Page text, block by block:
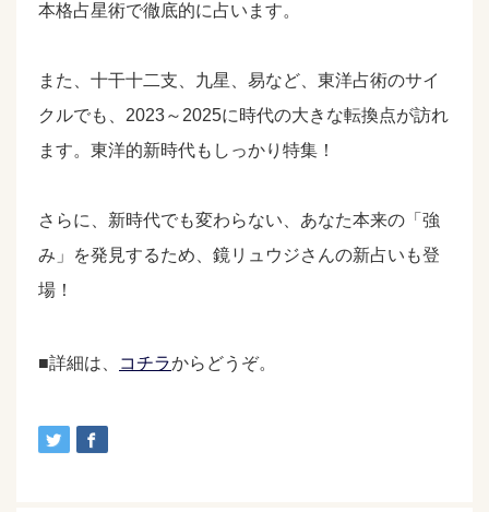
本格占星術で徹底的に占います。
また、十干十二支、九星、易など、東洋占術のサイ
クルでも、2023～2025に時代の大きな転換点が訪れ
ます。東洋的新時代もしっかり特集！
さらに、新時代でも変わらない、あなた本来の「強
み」を発見するため、鏡リュウジさんの新占いも登
場！
■詳細は、 コチラからどうぞ。